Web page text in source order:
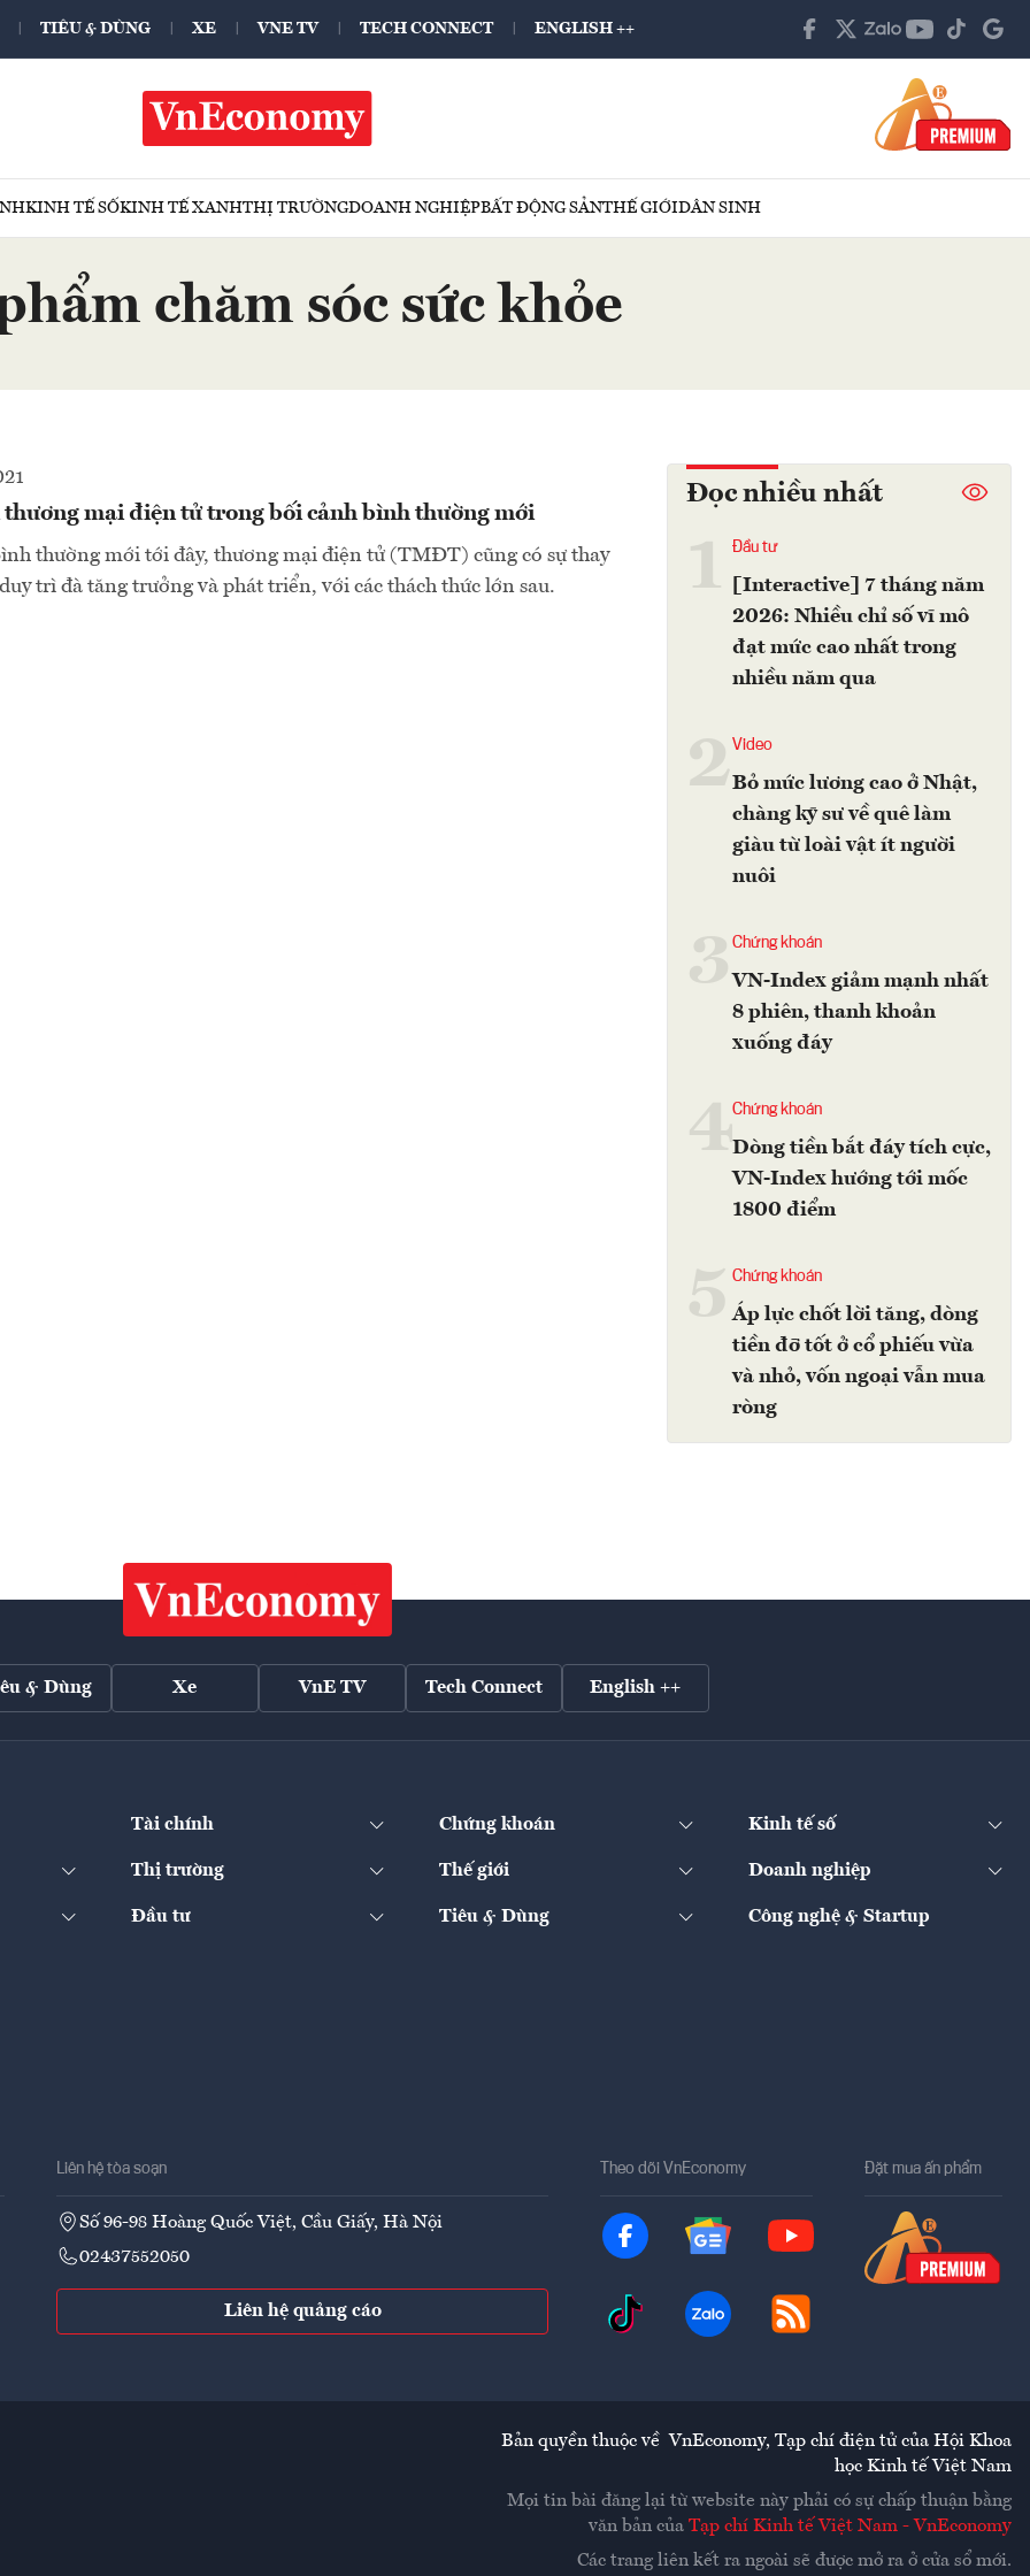
TIÊU & DÙNG XE VNE TV TECH CONNECT ENGLISH ++
KINH TẾ SỐKINH TẾ XANHTHỊ TRƯỜNGDOANH NGHIỆPBẤT ĐỘNG SẢNTHẾ GIỚIDÂN SINH
chăm sóc sức khỏe
thương mại điện tử trong bối cảnh bình thường mới
thường mới tới đây, thương mại điện tử (TMĐT) cũng có sự thay
trì đà tăng trưởng và phát triển, với các thách thức lớn sau.
Đọc nhiều nhất
Đầu tư
[Interactive] 7 tháng năm
2026: Nhiều chỉ số vĩ mô
đạt mức cao nhất trong
nhiều năm qua
2Video
Bỏ mức lương cao ở Nhật,
chàng kỹ sư về quê làm
giàu từ loài vật ít người
nuôi
Chứng khoán
VN-Index giảm mạnh nhất
8 phiên, thanh khoản
xuống đáy
4Chứng khoán
Dòng tiền bắt đáy tích cực,
VN-Index hướng tới mốc
1800 điểm
Chứng khoán
Áp lực chốt lời tăng, dòng
tiền đỡ tốt ở cổ phiếu vừa
và nhỏ, vốn ngoại vẫn mua
ròng
& Dùng Xe VnE TV Tech Connect English ++
Tài chính Chứng khoán Kinh tế số
Thị trường Thế giới Doanh nghiệp
Đầu tư Tiêu & Dùng Công nghệ & Startup
Liên hệ tòa soạn
Số 96-98 Hoàng Quốc Việt, Cầu Giấy, Hà Nội
02437552050
Liên hệ quảng cáo
Theo dõi VnEconomy Đặt mua ấn phẩm
Bản quyền thuộc về VnEconomy, Tạp chí điện tử của Hội Khoa
học Kinh tế Việt Nam
Mọi tin bài đăng lại từ website này phải có sự chấp thuận bằng
văn bản của Tạp chí Kinh tế Việt Nam - VnEconomy
Các trang liên kết ra ngoài sẽ được mở ra ở cửa sổ mới.